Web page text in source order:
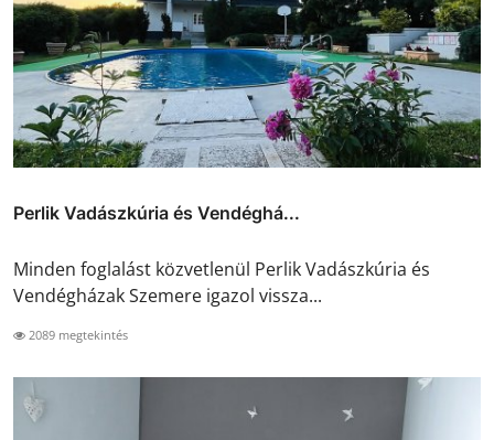
Perlik Vadászkúria és Vendéghá...
Minden foglalást közvetlenül Perlik Vadászkúria és
Vendégházak Szemere igazol vissza...
2089 megtekintés